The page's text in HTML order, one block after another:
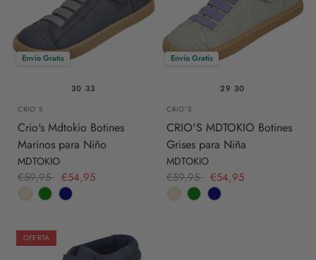
Envío Gratis
30 33
CRIO`S
Crio's Mdtokio Botines
Marinos para Niño
MDTOKIO
€59,95 €54,95
Envío Gratis
29 30
CRIO`S
CRIO'S MDTOKIO Botines
Grises para Niña
MDTOKIO
€59,95 €54,95
OFERTA